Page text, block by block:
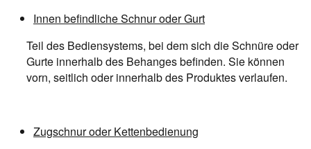
Innen befindliche Schnur oder Gurt
Teil des Bediensystems, bei dem sich die Schnüre oder
Gurte innerhalb des Behanges befinden. Sie können
vorn, seitlich oder innerhalb des Produktes verlaufen.
Zugschnur oder Kettenbedienung